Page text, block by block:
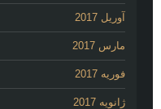
آوریل 2017
مارس 2017
فوریه 2017
ژانویه 2017